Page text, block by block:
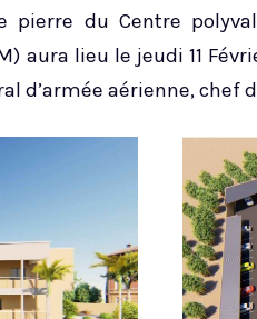
du Centre
aura lieu le jeudi 11
d’armée aérienne, chef